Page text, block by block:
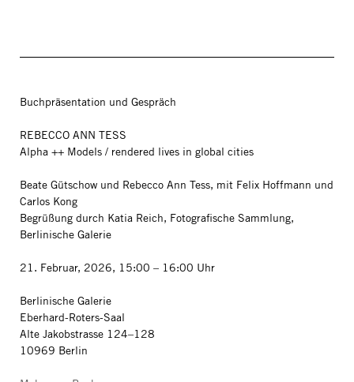
Buchpräsentation und Gespräch
REBECCO ANN TESS
Alpha ++ Models / rendered lives in global cities
Beate Gütschow und Rebecco Ann Tess, mit Felix Hoffmann und
Carlos Kong
Begrüßung durch Katia Reich, Fotografische Sammlung,
Berlinische Galerie
21. Februar, 2026, 15:00 – 16:00 Uhr
Berlinische Galerie
Eberhard-Roters-Saal
Alte Jakobstrasse 124–128
10969 Berlin